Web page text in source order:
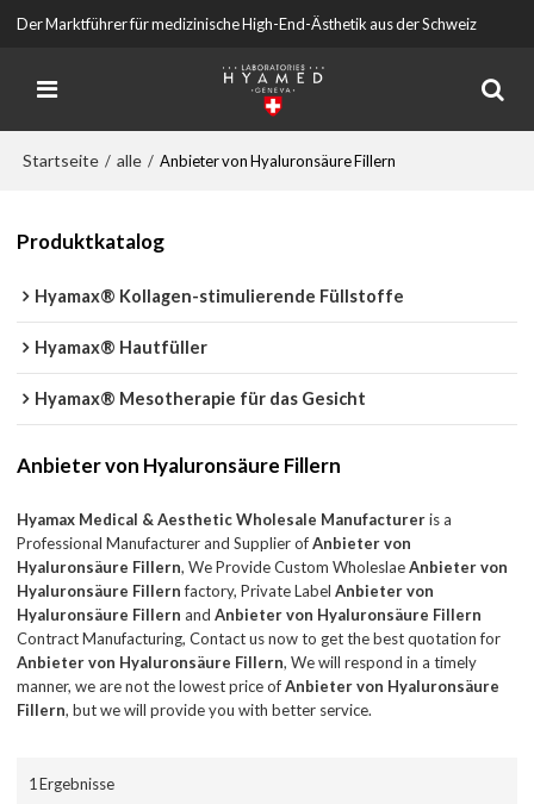
Der Marktführer für medizinische High-End-Ästhetik aus der Schweiz
Startseite / alle / Anbieter von Hyaluronsäure Fillern
Produktkatalog
Hyamax® Kollagen-stimulierende Füllstoffe
Hyamax® Hautfüller
Hyamax® Mesotherapie für das Gesicht
Anbieter von Hyaluronsäure Fillern
Hyamax Medical & Aesthetic Wholesale Manufactureris a
Professional Manufacturer and Supplier ofAnbieter von
Hyaluronsäure Fillern, We Provide Custom WholeslaeAnbieter von
Hyaluronsäure Fillernfactory, Private LabelAnbieter von
Hyaluronsäure Fillern andAnbieter von Hyaluronsäure Fillern
Contract Manufacturing, Contact us now to get the best quotation for
Anbieter von Hyaluronsäure Fillern, We will respond in a timely
manner, we are not the lowest price ofAnbieter von Hyaluronsäure
Fillern, but we will provide you with better service.
1 Ergebnisse